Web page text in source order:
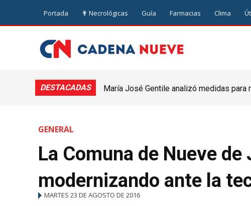
Portada ✟ Necrológicas Guía Farmacias Clima
DESTACADAS
María José Gentile analizó medidas
GENERAL
La Comuna de Nueve
modernizando ante la
MARTES 23 DE AGOSTO DE 2016